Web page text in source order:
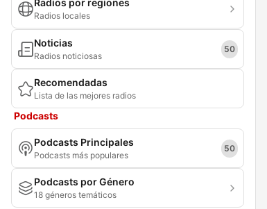
Radios por regiones
Radios locales
Noticias
Radios noticiosas
50
Recomendadas
Lista de las mejores radios
Podcasts
Podcasts Principales
Podcasts más populares
50
Podcasts por Género
18 géneros temáticos